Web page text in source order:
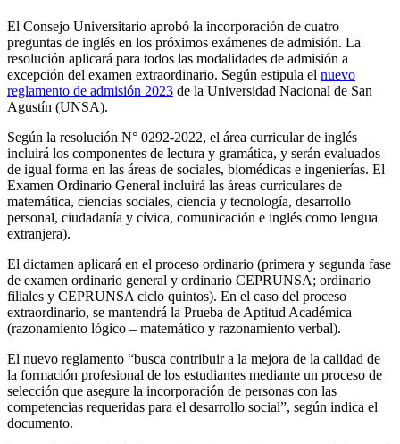
El Consejo Universitario aprobó la incorporación de cuatro
preguntas de inglés en los próximos exámenes de admisión. La
resolución aplicará para todos las modalidades de admisión a
excepción del examen extraordinario. Según estipula el nuevo
reglamento de admisión 2023 de la Universidad Nacional de San
Agustín (UNSA).
Según la resolución N° 0292-2022, el área curricular de inglés
incluirá los componentes de lectura y gramática, y serán evaluados
de igual forma en las áreas de sociales, biomédicas e ingenierías. El
Examen Ordinario General incluirá las áreas curriculares de
matemática, ciencias sociales, ciencia y tecnología, desarrollo
personal, ciudadanía y cívica, comunicación e inglés como lengua
extranjera).
El dictamen aplicará en el proceso ordinario (primera y segunda fase
de examen ordinario general y ordinario CEPRUNSA; ordinario
filiales y CEPRUNSA ciclo quintos). En el caso del proceso
extraordinario, se mantendrá la Prueba de Aptitud Académica
(razonamiento lógico – matemático y razonamiento verbal).
El nuevo reglamento “busca contribuir a la mejora de la calidad de
la formación profesional de los estudiantes mediante un proceso de
selección que asegure la incorporación de personas con las
competencias requeridas para el desarrollo social”, según indica el
documento.